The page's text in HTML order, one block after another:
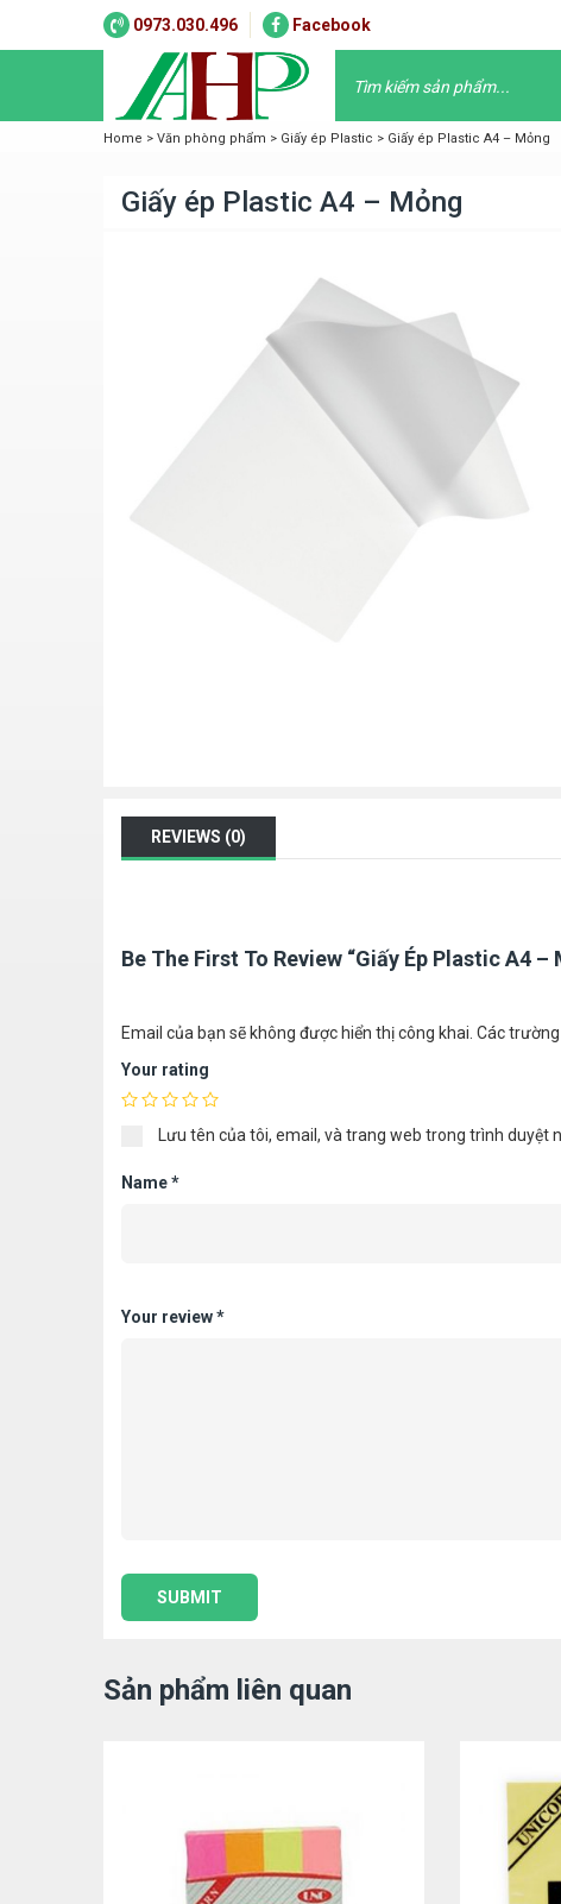
0973.030.496 Facebook
Home > Văn phòng phẩm > Giấy ép Plastic > Giấy ép Plastic A4 – Mỏng
Giấy ép Plastic A4 – Mỏng
REVIEWS (0)
Be The First To Review “Giấy Ép Plastic A4 –
Email của bạn sẽ không được hiển thị công khai. Các
Your rating
Lưu tên của tôi, email, và trang web trong trình duyệt
Name*
Your review*
Sản phẩm liên quan